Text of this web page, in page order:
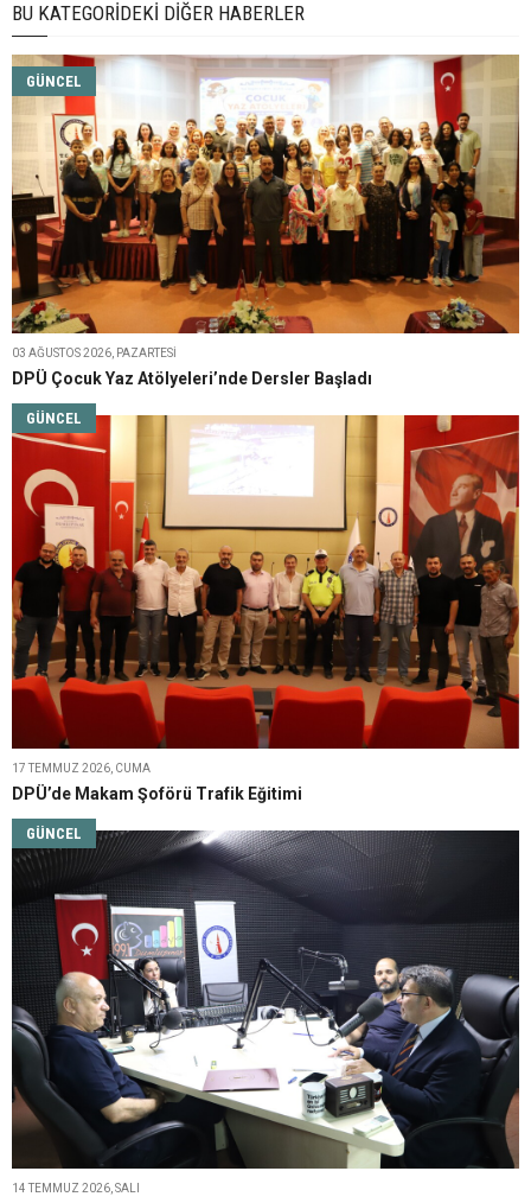
BU KATEGORIDEKI DIĞER HABERLER
GÜNCEL
03 AĞUSTOS 2026, PAZARTESI
DPÜ Çocuk Yaz Atölyeleri’nde Dersler Başladı
GÜNCEL
17 TEMMUZ 2026, CUMA
DPÜ’de Makam Şoförü Trafik Eğitimi
GÜNCEL
14 TEMMUZ 2026, SALI